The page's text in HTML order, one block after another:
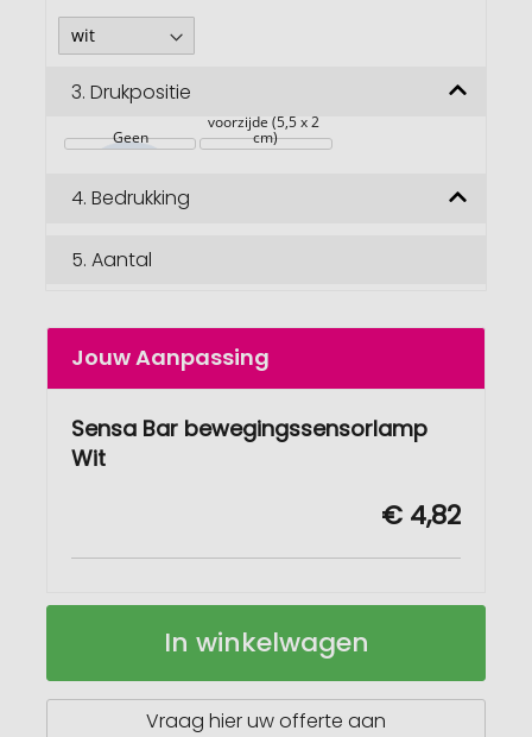
3. Drukpositie
Geen
voorzijde (5,5 x 2
cm)
4. Bedrukking
5. Aantal
Jouw Aanpassing
Sensa Bar bewegingssensorlamp
Wit
€ 4,82
In winkelwagen
Vraag hier uw offerte aan